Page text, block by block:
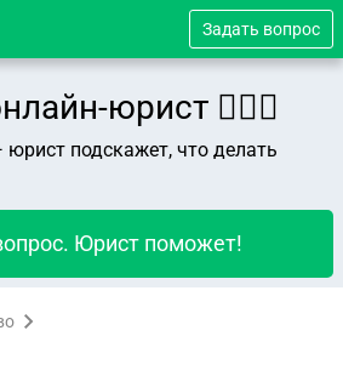
Задать вопрос
юрист 👨🏻‍⚖️
подскажет, что делать
Юрист поможет!